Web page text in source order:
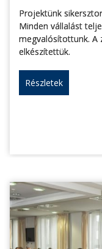
Projektünk
Minden vállalást
megvalósítottunk. A
elkészítettük.
Részletek